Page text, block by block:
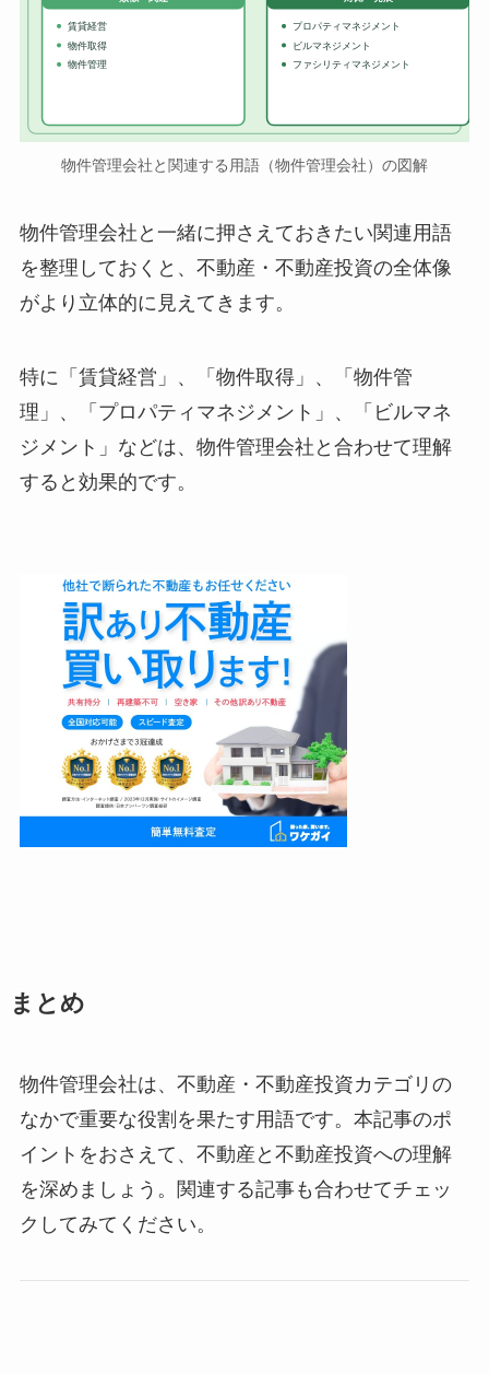
賃貸経営
物件取得
物件管理
プロパティマネジメント
ビルマネジメント
ファシリティマネジメント
物件管理会社と関連する用語（物件管理会社）の図解
物件管理会社と一緒に押さえておきたい関連用語
を整理しておくと、不動産・不動産投資の全体像
がより立体的に見えてきます。
特に「賃貸経営」、「物件取得」、「物件管
理」、「プロパティマネジメント」、「ビルマネ
ジメント」などは、物件管理会社と合わせて理解
すると効果的です。
まとめ
物件管理会社は、不動産・不動産投資カテゴリの
なかで重要な役割を果たす用語です。本記事のポ
イントをおさえて、不動産と不動産投資への理解
を深めましょう。関連する記事も合わせてチェッ
クしてみてください。